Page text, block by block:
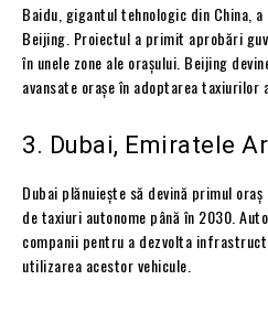
Baidu, gigantul tehnologic din China,
Beijing. Proiectul a primit aprobări
în unele zone ale orașului. Beijing
avansate orașe în adoptarea taxiurilor
3. Dubai, Emiratele
Dubai plănuiește să devină primul
de taxiuri autonome până în 2030.
companii pentru a dezvolta
utilizarea acestor vehicule.